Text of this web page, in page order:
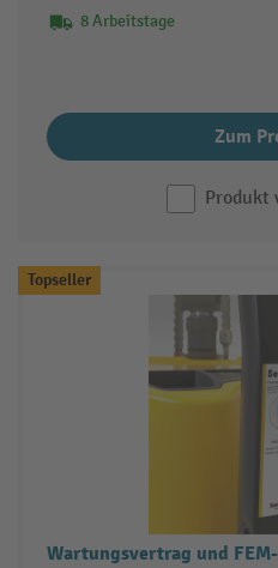
8 Arbeitstage
Zum
Produkt
Topseller
Wartungsvertrag und